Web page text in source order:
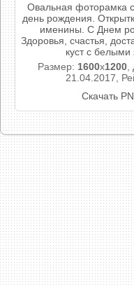
Овальная фоторамка
день рождения.
именины. С Днем
Здоровья, счастья,
куст с белыми
Размер: 1600x1200
21.04.2017,
Скачать